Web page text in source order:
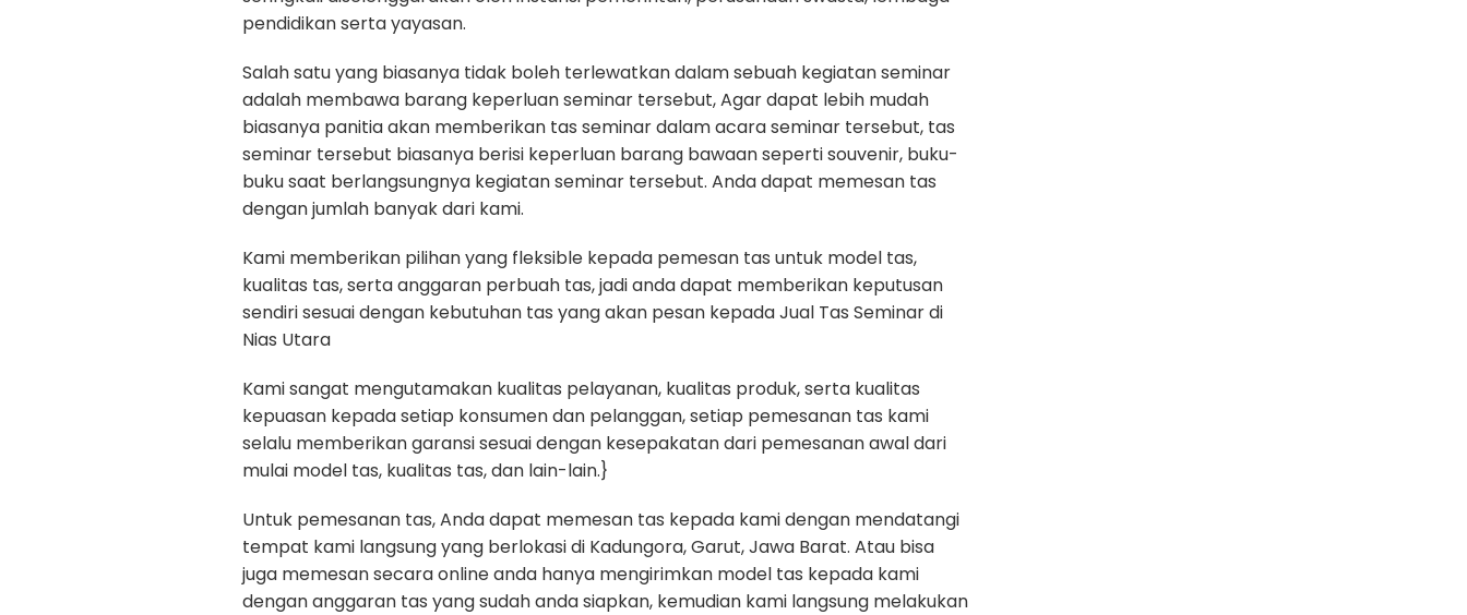
pendidikan serta yayasan.
Salah satu yang biasanya tidak boleh terlewatkan dalam sebuah kegiatan seminar
adalah membawa barang keperluan seminar tersebut, Agar dapat lebih mudah
biasanya panitia akan memberikan tas seminar dalam acara seminar tersebut, tas
seminar tersebut biasanya berisi keperluan barang bawaan seperti souvenir, buku-
buku saat berlangsungnya kegiatan seminar tersebut. Anda dapat memesan tas
dengan jumlah banyak dari kami.
Kami memberikan pilihan yang fleksible kepada pemesan tas untuk model tas,
kualitas tas, serta anggaran perbuah tas, jadi anda dapat memberikan keputusan
sendiri sesuai dengan kebutuhan tas yang akan pesan kepada Jual Tas Seminar di
Nias Utara
Kami sangat mengutamakan kualitas pelayanan, kualitas produk, serta kualitas
kepuasan kepada setiap konsumen dan pelanggan, setiap pemesanan tas kami
selalu memberikan garansi sesuai dengan kesepakatan dari pemesanan awal dari
mulai model tas, kualitas tas, dan lain-lain.}
Untuk pemesanan tas, Anda dapat memesan tas kepada kami dengan mendatangi
tempat kami langsung yang berlokasi di Kadungora, Garut, Jawa Barat. Atau bisa
juga memesan secara online anda hanya mengirimkan model tas kepada kami
dengan anggaran tas yang sudah anda siapkan, kemudian kami langsung melakukan